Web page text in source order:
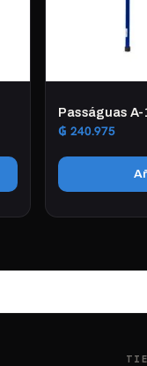
Passáguas A-
₲ 240.975